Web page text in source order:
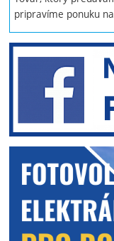
pripravíme ponuku